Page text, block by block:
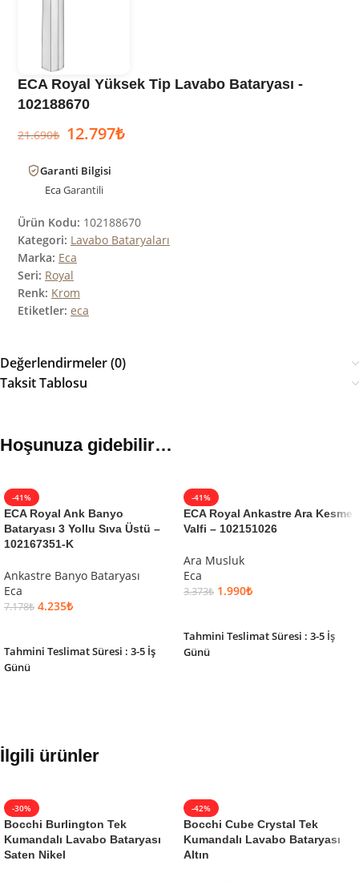
ECA Royal Yüksek Tip Lavabo Bataryası -
102188670
21.690₺ 12.797₺
Garanti Bilgisi
EcaGarantili
Ürün Kodu: 102188670
Kategori: Lavabo Bataryaları
Marka: Eca
Seri: Royal
Renk: Krom
Etiketler: eca
Değerlendirmeler (0)
Taksit Tablosu
Hoşunuza gidebilir…
-41%
ECA Royal Ank Banyo
Bataryası 3 Yollu Sıva Üstü –
102167351-K
Ankastre Banyo Bataryası
Eca
7.178₺ 4.235₺
Tahmini Teslimat Süresi : 3-5 İş
Günü
-41%
ECA Royal Ankastre Ara Kesme
Valfi – 102151026
Ara Musluk
Eca
3.373₺ 1.990₺
Tahmini Teslimat Süresi : 3-5 İş
Günü
İlgili ürünler
-30%
Bocchi Burlington Tek
Kumandalı Lavabo Bataryası
Saten Nikel
-42%
Bocchi Cube Crystal Tek
Kumandalı Lavabo Bataryası
Altın